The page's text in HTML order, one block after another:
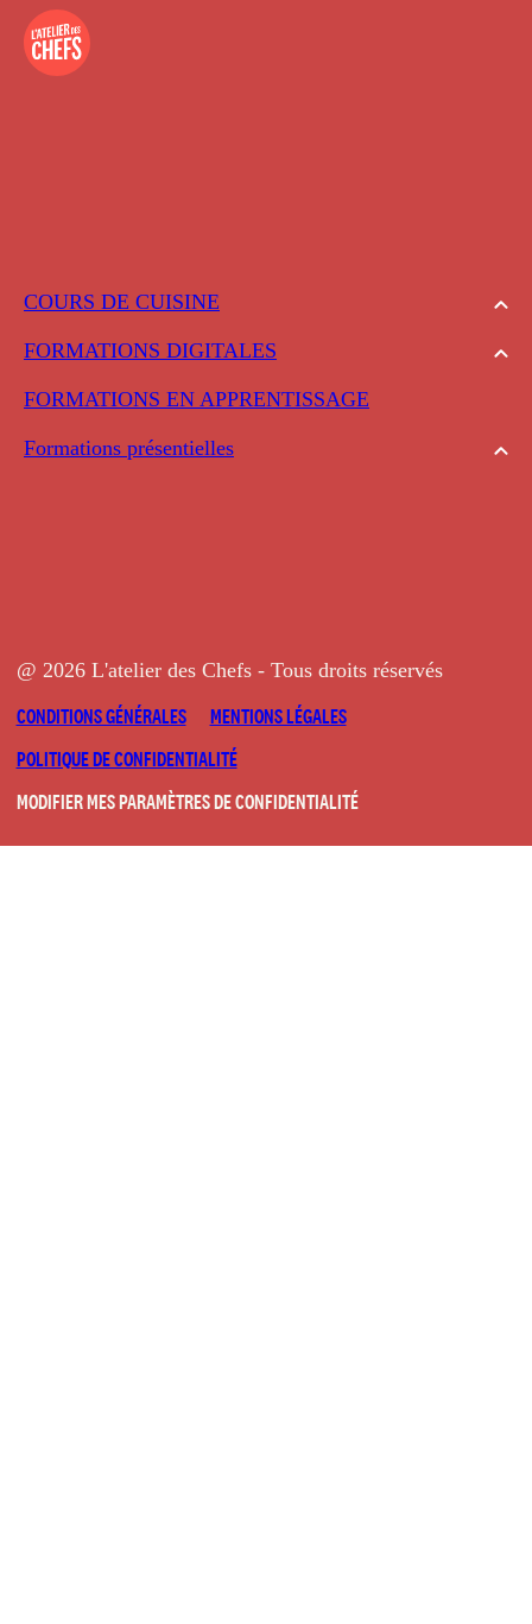
COURS DE CUISINE
FORMATIONS DIGITALES
FORMATIONS EN APPRENTISSAGE
Formations présentielles
@ 2026 L'atelier des Chefs - Tous droits réservés
CONDITIONS GÉNÉRALES
MENTIONS LÉGALES
POLITIQUE DE CONFIDENTIALITÉ
MODIFIER MES PARAMÈTRES DE CONFIDENTIALITÉ